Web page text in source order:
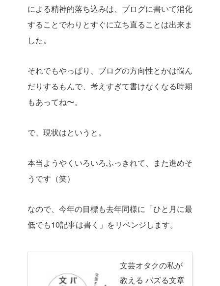
による精神的落ち込みは、ブログに書いて消化
することでわりとすぐに立ち直ることは出来ま
した。
それでもやっぱり、ブログの方向性とかは悩ん
だりするもんで、考えすぎて書けなくなる時期
もあってね〜。
で、現状はというと。
本当ようやくいろいろふっきれて、また進めそ
うです（笑）
なので、今年の目標も去年同様に「ひと月に最
低でも10記事は書く」をリベンジします。
文芸オタクの私が
教える バズる文章